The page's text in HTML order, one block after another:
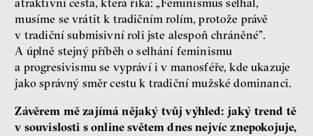
atraktivní cesta, která říká: „Feminismus selhal,
musíme se vrátit k tradičním rolím, protože právě
v tradiční submisivní roli jste alespoň chráněné”.
A úplně stejný příběh o selhání feminismu
a progresivismu se vypráví i v manosféře, kde ukazuje
jako správný směr cestu k tradiční mužské dominanci.
Závěrem mě zajímá nějaký tvůj výhled: jaký trend tě
v souvislosti s online světem dnes nejvíc znepokojuje,